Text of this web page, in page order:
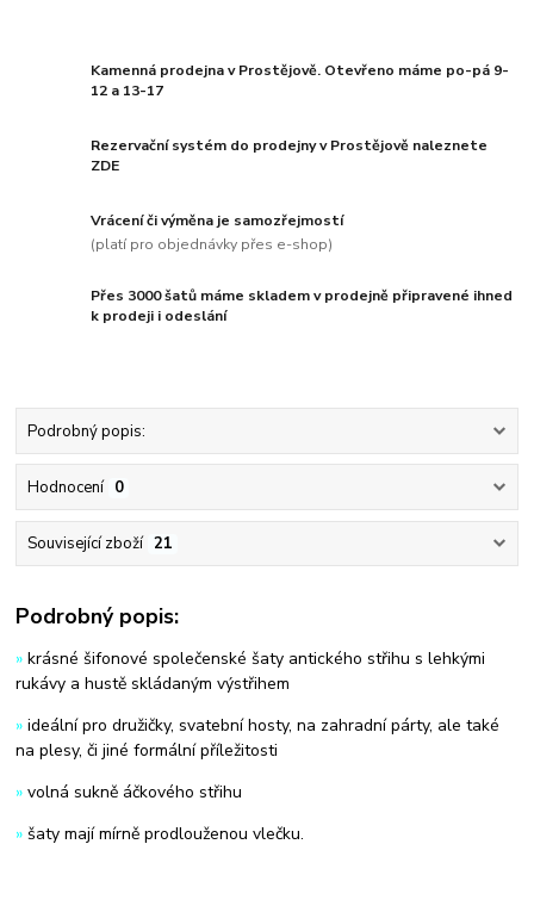
Kamenná prodejna v Prostějově. Otevřeno máme po-pá 9-
12 a 13-17
Rezervační systém do prodejny v Prostějově naleznete
ZDE
Vrácení či výměna je samozřejmostí
(platí pro objednávky přes e-shop)
Přes 3000 šatů máme skladem v prodejně připravené ihned
k prodeji i odeslání
Podrobný popis:
Hodnocení 0
Související zboží 21
Podrobný popis:
» krásné šifonové společenské šaty antického střihu s lehkými
rukávy a hustě skládaným výstřihem
» ideální pro družičky, svatební hosty, na zahradní párty, ale také
na plesy, či jiné formální příležitosti
» volná sukně áčkového střihu
» šaty mají mírně prodlouženou vlečku.